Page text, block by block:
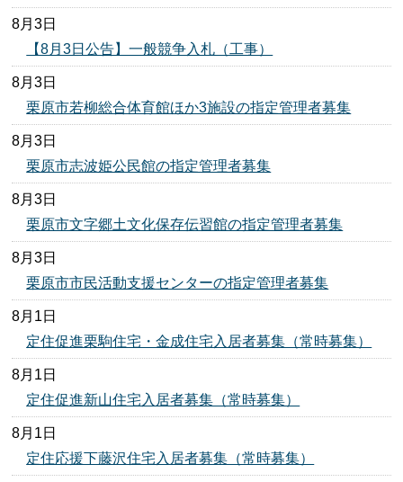
8月3日
【8月3日公告】一般競争入札（工事）
8月3日
栗原市若柳総合体育館ほか3施設の指定管理者募集
8月3日
栗原市志波姫公民館の指定管理者募集
8月3日
栗原市文字郷土文化保存伝習館の指定管理者募集
8月3日
栗原市市民活動支援センターの指定管理者募集
8月1日
定住促進栗駒住宅・金成住宅入居者募集（常時募集）
8月1日
定住促進新山住宅入居者募集（常時募集）
8月1日
定住応援下藤沢住宅入居者募集（常時募集）